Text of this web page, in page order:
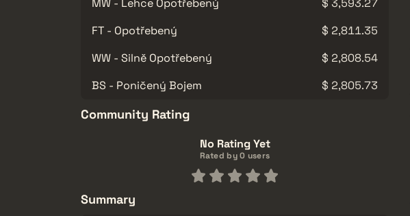
FT - Opotřebený
$ 2,811.35
WW - Silně Opotřebený
$ 2,808.54
BS - Poničený Bojem
$ 2,805.73
Community Rating
No Rating Yet
Rated by 0 users
Summary